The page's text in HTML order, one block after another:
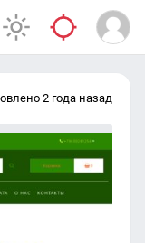
2 года назад